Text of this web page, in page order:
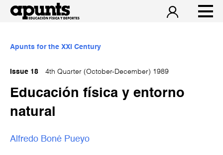
Apunts for the XXI Century
Issue 18 4th Quarter (October-December) 1989
Educación física y entorno
natural
Alfredo Boné Pueyo